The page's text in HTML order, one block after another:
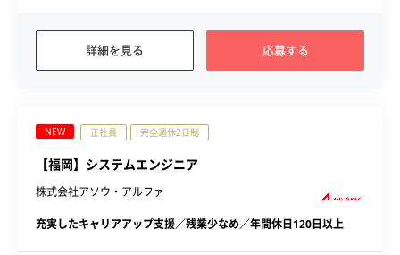
詳細を見る 応募する
NEW 正社員 完全週休2日制
【福岡】システムエンジニア
株式会社アソウ・アルファ
充実したキャリアアップ支援／残業少なめ／年間休日120日以上